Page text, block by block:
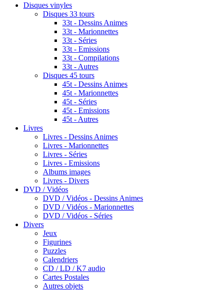
Disques vinyles
Disques 33 tours
33t - Dessins Animes
33t - Marionnettes
33t - Séries
33t - Emissions
33t - Compilations
33t - Autres
Disques 45 tours
45t - Dessins Animes
45t - Marionnettes
45t - Séries
45t - Emissions
45t - Autres
Livres
Livres - Dessins Animes
Livres - Marionnettes
Livres - Séries
Livres - Emissions
Albums images
Livres - Divers
DVD / Vidéos
DVD / Vidéos - Dessins Animes
DVD / Vidéos - Marionnettes
DVD / Vidéos - Séries
Divers
Jeux
Figurines
Puzzles
Calendriers
CD / LD / K7 audio
Cartes Postales
Autres objets